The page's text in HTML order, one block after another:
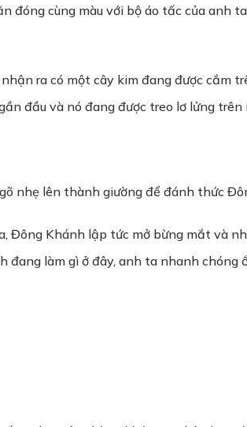
đóng cùng màu với bộ áo tấc của anh
ra có một cây kim đang được cắm
đầu và nó đang được treo lơ lửng
nhẹ lên thành giường để đánh thức
Khánh lập tức mở bừng mắt và
đang làm gì ở đây, anh ta nhanh